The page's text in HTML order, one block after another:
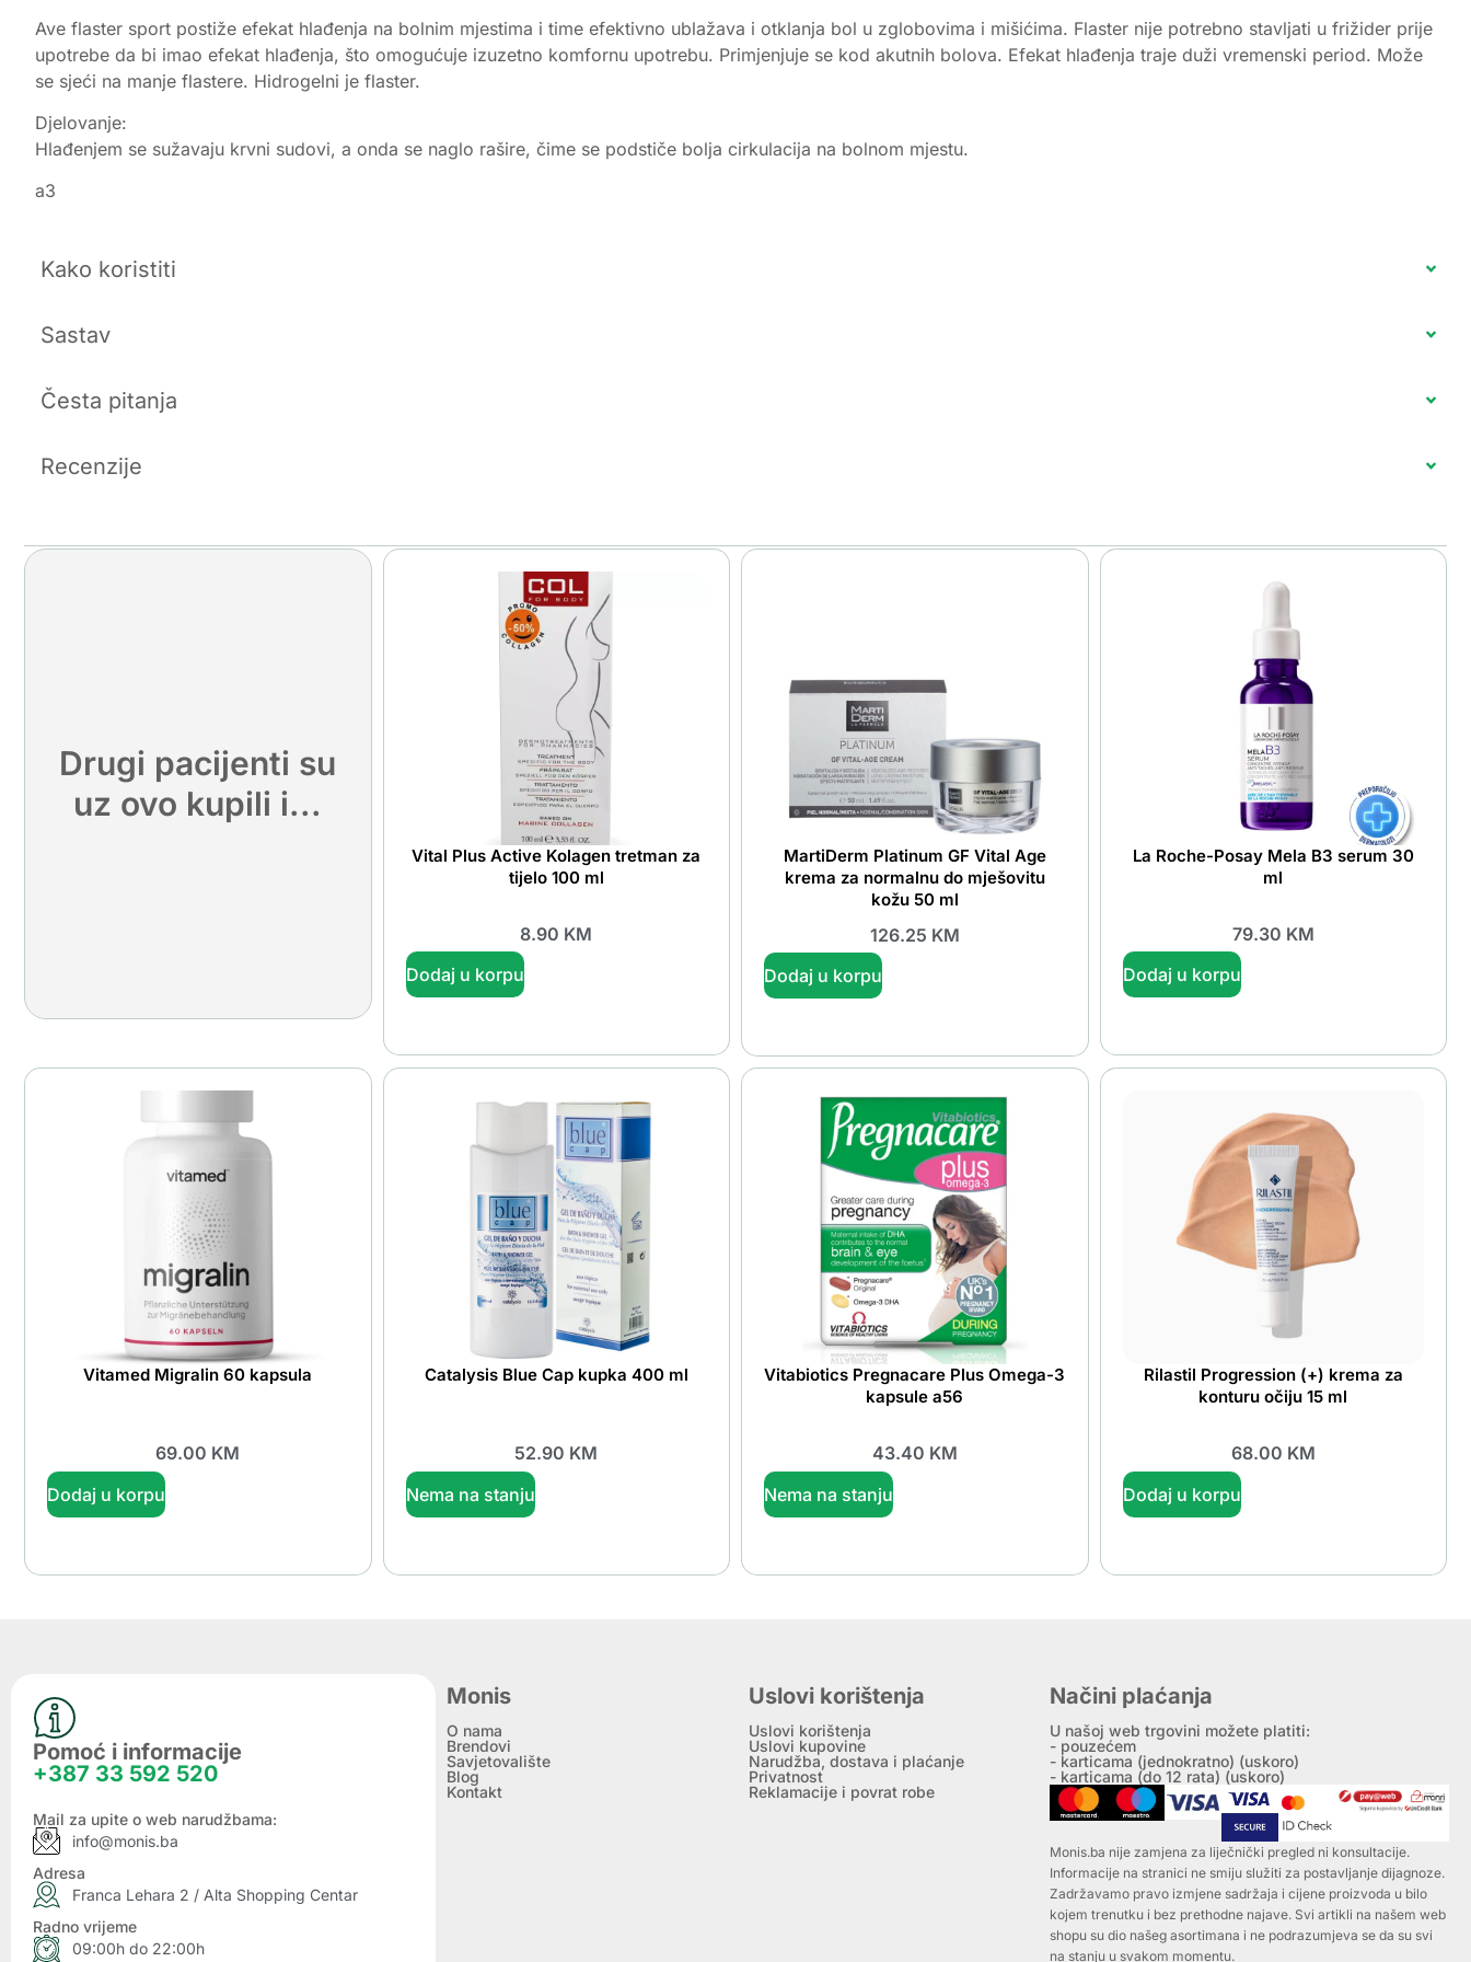
Ave flaster sport postiže efekat hlađenja na bolnim mjestima i time efektivno ublažava i otklanja bol u zglobovima i mišićima. Flaster nije potrebno stavljati u frižider prije
upotrebe da bi imao efekat hlađenja, što omogućuje izuzetno komfornu upotrebu. Primjenjuje se kod akutnih bolova. Efekat hlađenja traje duži vremenski period. Može
se sjeći na manje flastere. Hidrogelni je flaster.
Djelovanje:
Hlađenjem se sužavaju krvni sudovi, a onda se naglo rašire, čime se podstiče bolja cirkulacija na bolnom mjestu.
a3
Kako koristiti
Sastav
Česta pitanja
Recenzije
Drugi pacijenti su
uz ovo kupili i...
Vital Plus Active Kolagen tretman za
tijelo 100 ml
8.90 KM
Dodaj u korpu
MartiDerm Platinum GF Vital Age
krema za normalnu do mješovitu
kožu 50 ml
126.25 KM
Dodaj u korpu
La Roche-Posay Mela B3 serum 30
ml
79.30 KM
Dodaj u korpu
Vitamed Migralin 60 kapsula
69.00 KM
Dodaj u korpu
Catalysis Blue Cap kupka 400 ml
52.90 KM
Nema na stanju
Vitabiotics Pregnacare Plus Omega-3
kapsule a56
43.40 KM
Nema na stanju
Rilastil Progression (+) krema za
konturu očiju 15 ml
68.00 KM
Dodaj u korpu
Pomoć i informacije
+387 33 592 520
Mail za upite o web narudžbama:
info@monis.ba
Adresa
Franca Lehara 2 / Alta Shopping Centar
Radno vrijeme
09:00h do 22:00h
Monis
O nama
Brendovi
Savjetovalište
Blog
Kontakt
Uslovi korištenja
Uslovi korištenja
Uslovi kupovine
Narudžba, dostava i plaćanje
Privatnost
Reklamacije i povrat robe
Načini plaćanja
U našoj web trgovini možete platiti:
- pouzećem
- karticama (jednokratno) (uskoro)
- karticama (do 12 rata) (uskoro)
Monis.ba nije zamjena za liječnički pregled ni konsultacije.
Informacije na stranici ne smiju služiti za postavljanje dijagnoze.
Zadržavamo pravo izmjene sadržaja i cijene proizvoda u bilo
kojem trenutku i bez prethodne najave. Svi artikli na našem web
shopu su dio našeg asortimana i ne podrazumjeva se da su svi
na stanju u svakom momentu.